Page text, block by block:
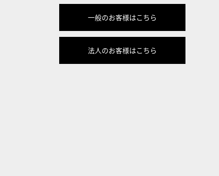
一般のお客様はこちら
法人のお客様はこちら